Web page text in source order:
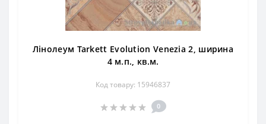
Лінолеум Tarkett Evolution Venezia 2, ширина
4 м.п., кв.м.
Код товару: 15946837
0